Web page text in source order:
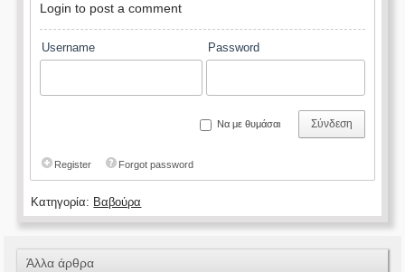
Login to post a comment
Username Password
Σύνδεση
Να με θυμάσαι
Register Forgot password
Κατηγορία: Βαβούρα
Άλλα άρθρα